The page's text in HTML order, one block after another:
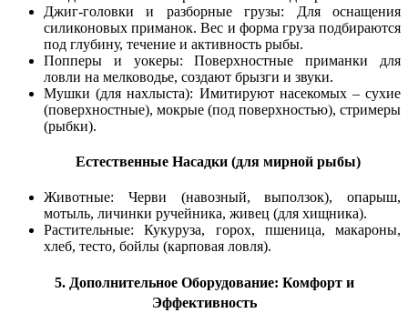
Джиг-головки и разборные грузы: Для оснащения
силиконовых приманок. Вес и форма груза подбираются
под глубину, течение и активность рыбы.
Попперы и уокеры: Поверхностные приманки для
ловли на мелководье, создают брызги и звуки.
Мушки (для нахлыста): Имитируют насекомых – сухие
(поверхностные), мокрые (под поверхностью), стримеры
(рыбки).
Естественные Насадки (для мирной рыбы)
Животные: Черви (навозный, выползок), опарыш,
мотыль, личинки ручейника, живец (для хищника).
Растительные: Кукуруза, горох, пшеница, макароны,
хлеб, тесто, бойлы (карповая ловля).
5. Дополнительное Оборудование: Комфорт и
Эффективность